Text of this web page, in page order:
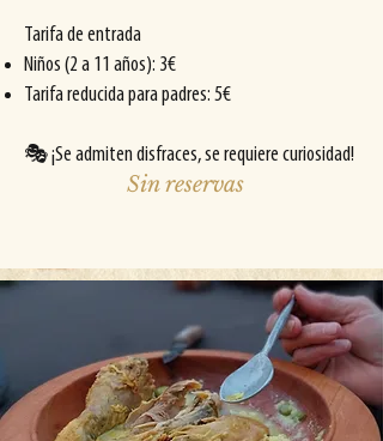
Tarifa de entrada
Niños (2 a 11 años): 3€
Tarifa reducida para padres: 5€
🎭 ¡Se admiten disfraces, se requiere curiosidad!
Sin reservas